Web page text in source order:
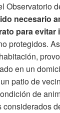
Observatorio
necesario
para
protegidos.
en un
patio de
de